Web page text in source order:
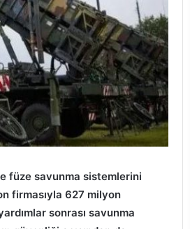
füze savunma sistemlerini
firmasıyla 627 milyon
sonrası savunma